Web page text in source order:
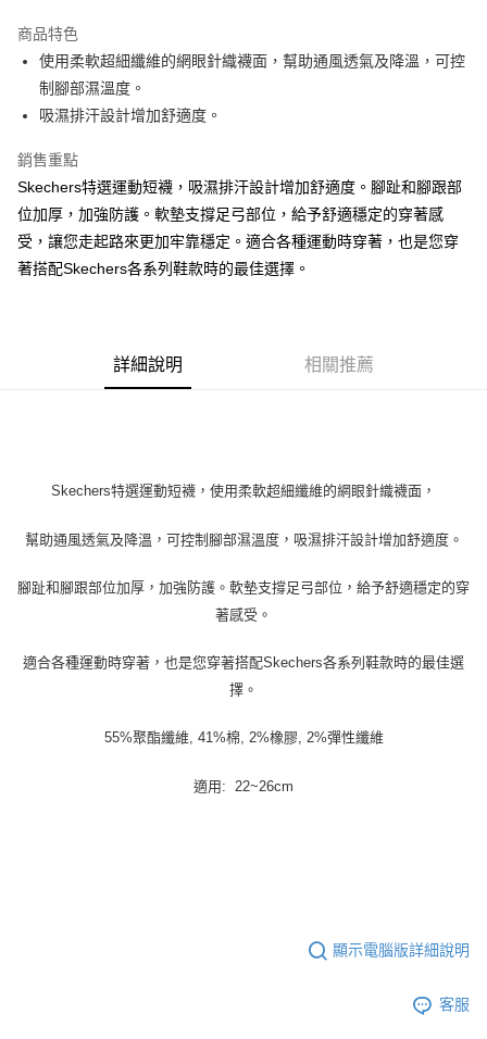
相關說明
【大哥付你分期使用說明】
1.本服務由台灣大哥大提供，台灣大哥大用戶可立即使用無須另外申請。
2.付款方式選擇「大哥付你分期」，訂單成立後會自動跳轉到大哥付的交易
流程，驗證手機門號後，選擇欲分期的期數、繳款截止日，確認付款後即完
3.實際核准額度、可分期數及費用金額請依後續交易確認頁面所載為準。
4.訂單成立30分鐘內，如未前往確認交易或遇審核未通過，訂單將自動取
消。如遇「轉專審核」未通過狀況，表示未達大哥付你分期系統評分，恕無
法說明評估內容。
【繳款方式說明】
1.分期款項不併入電信帳單，「大哥付你分期」於每月結算日後寄送繳費提
3.完整用戶服務條款，請詳閱以下連結：https://oppay.tw/userRule
ATM付款
宅配
商品特色
使用柔軟超細纖維的網眼針織襪面，幫助通風透氣及降溫，可控
制腳部濕溫度。
吸濕排汗設計增加舒適度。
銷售重點
Skechers特選運動短襪，吸濕排汗設計增加舒適度。腳趾和腳跟部
位加厚，加強防護。軟墊支撐足弓部位，給予舒適穩定的穿著感
受，讓您走起路來更加牢靠穩定。適合各種運動時穿著，也是您穿
著搭配Skechers各系列鞋款時的最佳選擇。
詳細說明 相關推薦
Skechers特選運動短襪，使用柔軟超細纖維的網眼針織襪面，
幫助通風透氣及降溫，可控制腳部濕溫度，吸濕排汗設計增加舒適度。
腳趾和腳跟部位加厚，加強防護。軟墊支撐足弓部位，給予舒適穩定的穿
著感受。
適合各種運動時穿著，也是您穿著搭配Skechers各系列鞋款時的最佳選
擇。
55%聚酯纖維, 41%棉, 2%橡膠, 2%彈性纖維
適用: 22~26cm
顯示電腦版詳細說明
客服